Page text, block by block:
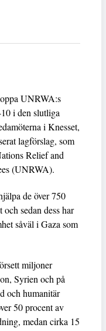
UNRWA:s
i den slutliga
i Knesset,
lagförslag, som
Relief and
(UNRWA).
de över 750
sedan dess har
såväl i Gaza som
miljoner
Syrien och på
och humanitär
50 procent av
medan cirka 15